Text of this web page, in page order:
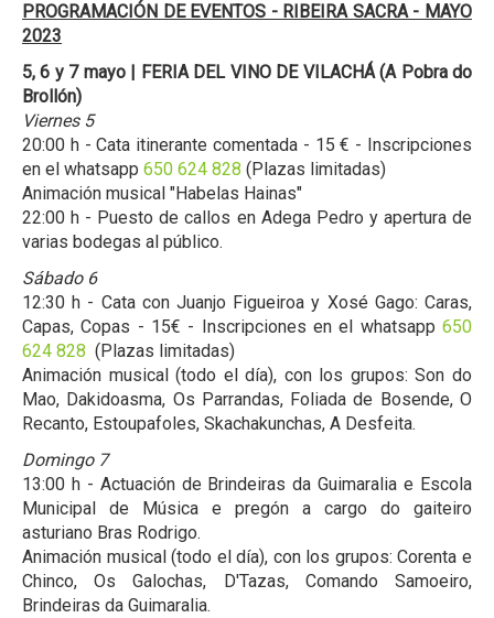
PROGRAMACIÓN DE EVENTOS - RIBEIRA SACRA - MAYO
2023
5, 6 y 7 mayo | FERIA DEL VINO DE VILACHÁ (A Pobra do
Brollón)
Viernes 5
20:00 h - Cata itinerante comentada - 15 € - Inscripciones
en el whatsapp 650 624 828 (Plazas limitadas)
Animación musical "Habelas Hainas"
22:00 h - Puesto de callos en Adega Pedro y apertura de
varias bodegas al público.
Sábado 6
12:30 h - Cata con Juanjo Figueiroa y Xosé Gago: Caras,
Capas, Copas - 15€ - Inscripciones en el whatsapp 650
624 828 (Plazas limitadas)
Animación musical (todo el día), con los grupos: Son do
Mao, Dakidoasma, Os Parrandas, Foliada de Bosende, O
Recanto, Estoupafoles, Skachakunchas, A Desfeita.
Domingo 7
13:00 h - Actuación de Brindeiras da Guimaralia e Escola
Municipal de Música e pregón a cargo do gaiteiro
asturiano Bras Rodrigo.
Animación musical (todo el día), con los grupos: Corenta e
Chinco, Os Galochas, D'Tazas, Comando Samoeiro,
Brindeiras da Guimaralia.